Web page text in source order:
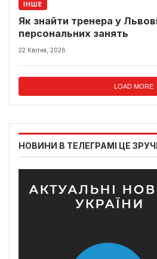
ІНШЕ
Як знайти тренера у
персональних занять
22 Квітня, 2026
LOAD MORE
НОВИНИ В ТЕЛЕГРАМІ ЦЕ